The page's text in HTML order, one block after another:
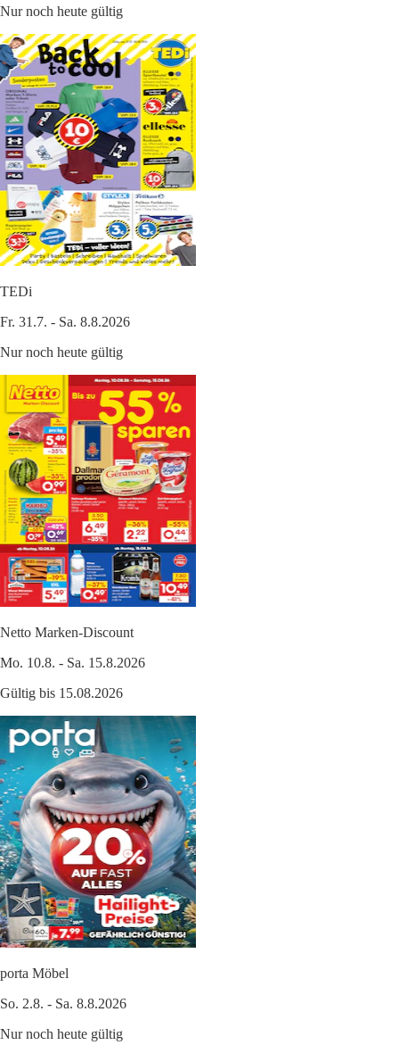
Nur noch heute gültig
TEDi
Fr. 31.7. - Sa. 8.8.2026
Nur noch heute gültig
Netto Marken-Discount
Mo. 10.8. - Sa. 15.8.2026
Gültig bis 15.08.2026
porta Möbel
So. 2.8. - Sa. 8.8.2026
Nur noch heute gültig